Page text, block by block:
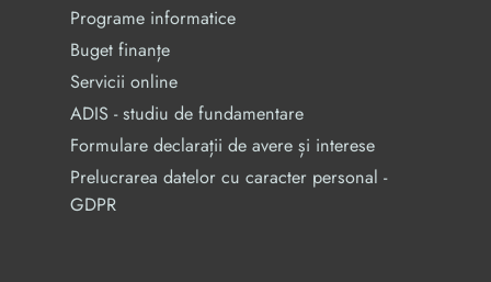
Programe informatice
Buget finanțe
Servicii online
ADIS - studiu de fundamentare
Formulare declarații de avere și interese
Prelucrarea datelor cu caracter personal -
GDPR